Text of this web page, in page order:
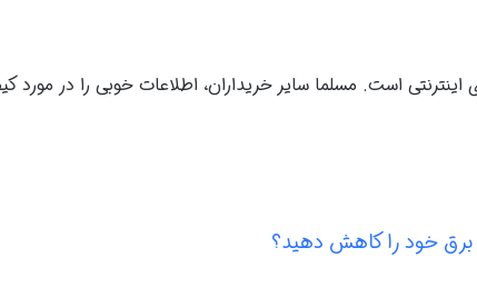
است. مسلما سایر خریداران، اطلاعات خوبی را در مورد
خود را کاهش دهید؟